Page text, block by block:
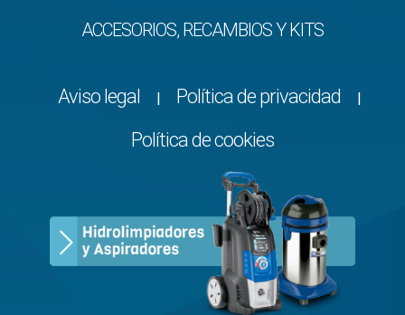
ACCESORIOS, RECAMBIOS Y KITS
Aviso legal | Política de privacidad |
Política de cookies